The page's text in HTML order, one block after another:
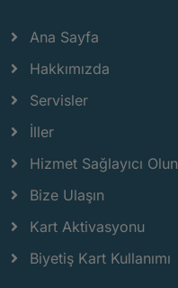
Ana Sayfa
Hakkımızda
Servisler
İller
Hizmet Sağlayıcı Olun
Bize Ulaşın
Kart Aktivasyonu
Biyetiş Kart Kullanımı